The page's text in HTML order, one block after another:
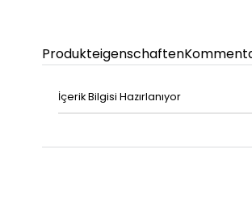
Produkteigenschaften
İçerik Bilgisi Hazırlanıyor